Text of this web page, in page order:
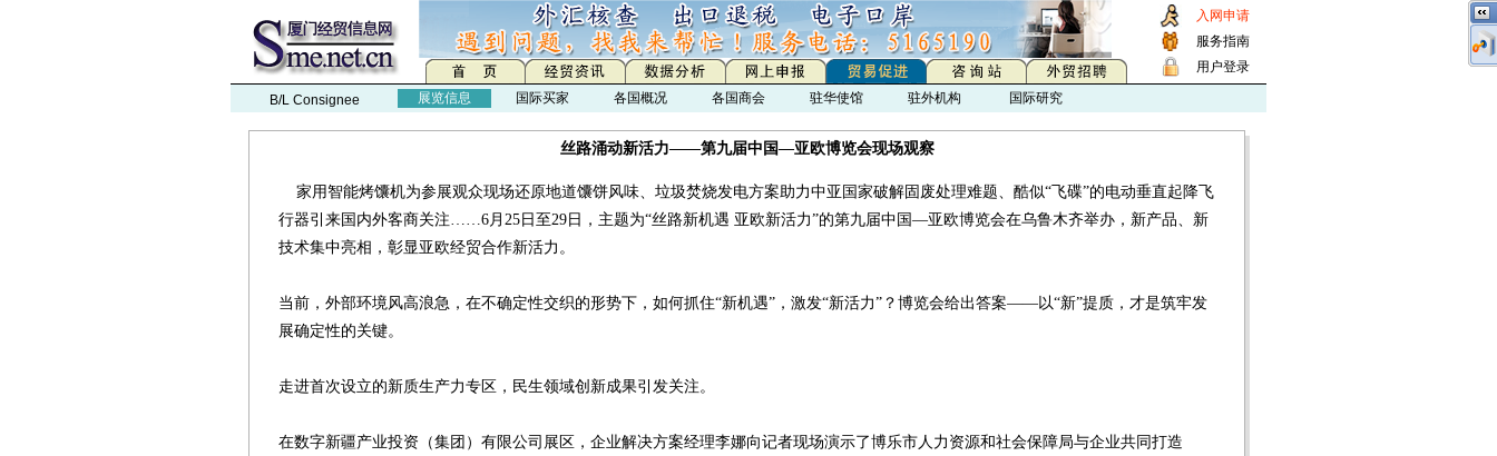
入网申请
服务指南
用户登录
B/L Consignee 展览信息 国际买家 各国概况 各国商会 驻华使馆 驻外机构 国际研究
丝路涌动新活力——第九届中国—亚欧博览会现场观察
家用智能烤馕机为参展观众现场还原地道馕饼风味、垃圾焚烧发电方案助力中亚国家破解固废处理难题、酷似“飞碟”的电动垂直起降飞
行器引来国内外客商关注……6月25日至29日，主题为“丝路新机遇 亚欧新活力”的第九届中国—亚欧博览会在乌鲁木齐举办，新产品、新
技术集中亮相，彰显亚欧经贸合作新活力。
当前，外部环境风高浪急，在不确定性交织的形势下，如何抓住“新机遇”，激发“新活力”？博览会给出答案——以“新”提质，才是筑牢发
展确定性的关键。
走进首次设立的新质生产力专区，民生领域创新成果引发关注。
在数字新疆产业投资（集团）有限公司展区，企业解决方案经理李娜向记者现场演示了博乐市人力资源和社会保障局与企业共同打造